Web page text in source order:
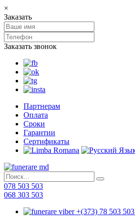
×
Заказать
Заказать звонок
Партнерам
Оплата
Сроки
Гарантии
Сертификаты
078 503 503
068 303 503
+(373) 78 503 503